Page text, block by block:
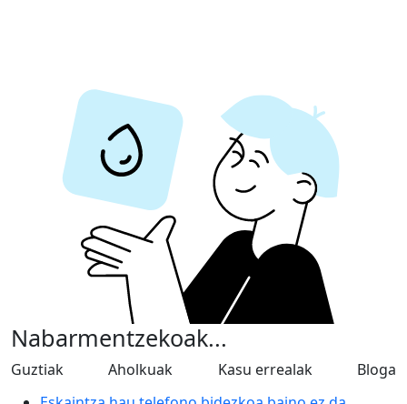
Nabarmentzekoak...
Guztiak Aholkuak Kasu errealak
Bloga